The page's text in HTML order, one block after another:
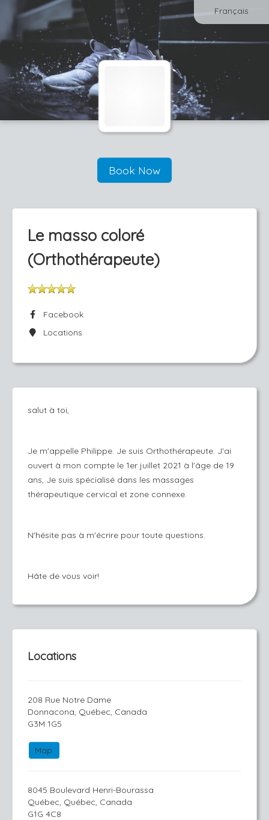
Français
Book Now
Le masso coloré
(Orthothérapeute)
Facebook
Locations
salut à toi,
Je m'appelle Philippe. Je suis Orthothérapeute. J'ai
ouvert à mon compte le 1er juillet 2021 à l'âge de 19
ans, Je suis spécialisé dans les massages
thérapeutique cervical et zone connexe.
N'hésite pas à m'écrire pour toute questions.
Hâte de vous voir!
Locations
208 Rue Notre Dame
Donnacona, Québec, Canada
G3M 1G5
Map
8045 Boulevard Henri-Bourassa
Québec, Québec, Canada
G1G 4C8